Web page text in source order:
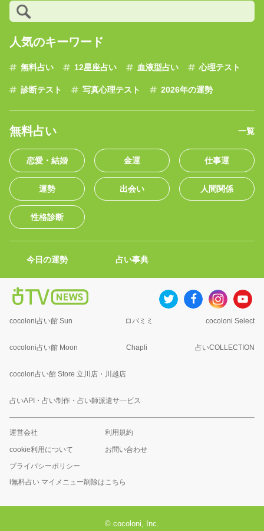
人気のキーワード
無料占い 12星座占い 血液型占い 心理テスト
診断テスト 写真心理テスト 2026年の運勢
無料占い 一覧
恋愛・結婚 金運 仕事運
運勢 出会い 人間関係
性格診断
今日の運勢 占い事典
cocoloni占い館 Sun ロバミミ cocoloni Select
cocoloni占い館 Moon Chapli 占いCOLLECTION
cocolon占い館 Store 立川店・川越店
占いAPI・占い制作・占い師派遣サ―ビス
運営会社 利用規約
cookie利用について お問い合わせ
プライバシーポリシー
i無料占い マイメニュー削除はこちら
© cocoloni, Inc.